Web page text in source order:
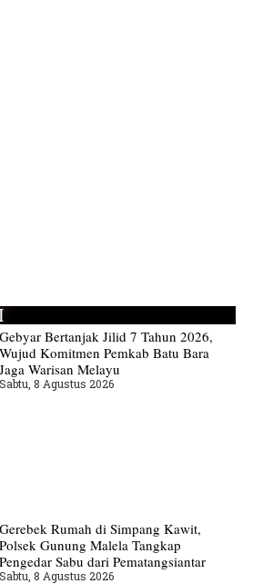
Gebyar Bertanjak Jilid 7 Tahun 2026,
Wujud Komitmen Pemkab Batu Bara
Jaga Warisan Melayu
Sabtu, 8 Agustus 2026
Gerebek Rumah di Simpang Kawit,
Polsek Gunung Malela Tangkap
Pengedar Sabu dari Pematangsiantar
Sabtu, 8 Agustus 2026